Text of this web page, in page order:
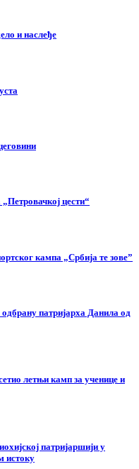
и наслеђе
цести“
кампа „Србија те зове”
патријарха Данила од
летњи камп за ученице и
патријаршији у
истоку